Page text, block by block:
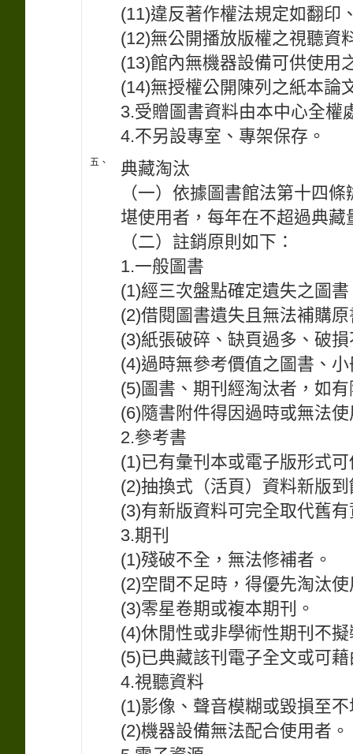
(11)違反著作權法規定如翻印
(12)無公開播放版權之視聽資
(13)館內無機器設備可供使用
(14)無授權公開陳列之紙本論
3.受贈圖書資料由本中心全權
4.不另設專室、專架保存。
五、
典藏淘汰
（一）依據圖書館法第十四
堪使用者，每年在不超過典
（二）註銷原則如下：
1.一般圖書
(1)經三次盤點確定遺失之圖書
(2)借閱圖書遺失且無法補購
(3)紙張破碎、缺頁過多、破
(4)過時無參考價值之圖書、
(5)圖書、期刊經淘汰者，如
(6)隨書附件得因過時或無法
2.參考書
(1)已有彙刊本或電子版形式
(2)抽換式（活頁）資料新版
(3)有新版資料可完全取代舊
3.期刊
(1)殘破不全，無法修補者。
(2)空間不足時，得優先淘汰
(3)零星卷期或複本期刊。
(4)休閒性或非學術性期刊不
(5)已典藏該刊電子全文或可
4.視聽資料
(1)影像、聲音模糊或毀損至
(2)機器設備無法配合使用者。